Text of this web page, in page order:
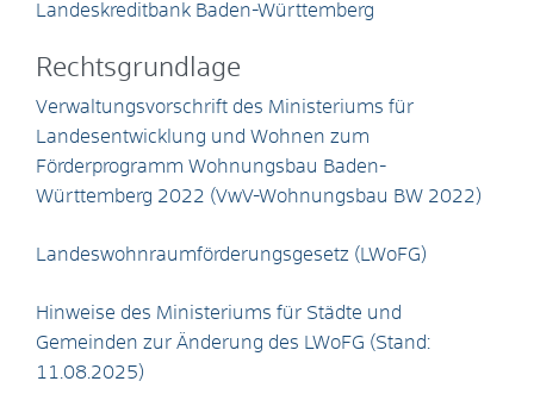
Landeskreditbank Baden-Württemberg
Rechtsgrundlage
Verwaltungsvorschrift des Ministeriums für
Landesentwicklung und Wohnen zum
Förderprogramm Wohnungsbau Baden-
Württemberg 2022 (VwV-Wohnungsbau BW 2022)
Landeswohnraumförderungsgesetz (LWoFG)
Hinweise des Ministeriums für Städte und
Gemeinden zur Änderung des LWoFG (Stand:
11.08.2025)